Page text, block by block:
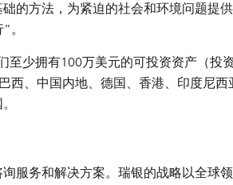
的方法，为紧迫的社会和环境问题提
。
少拥有100万美元的可投资资产（投
、中国内地、德国、香港、印度尼西
服务和解决方案。瑞银的战略以全球